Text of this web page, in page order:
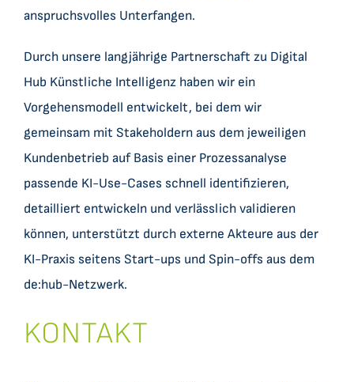
anspruchsvolles Unterfangen.
Durch unsere langjährige Partnerschaft zu Digital
Hub Künstliche Intelligenz haben wir ein
Vorgehensmodell entwickelt, bei dem wir
gemeinsam mit Stakeholdern aus dem jeweiligen
Kundenbetrieb auf Basis einer Prozessanalyse
passende KI-Use-Cases schnell identifizieren,
detailliert entwickeln und verlässlich validieren
können, unterstützt durch externe Akteure aus der
KI-Praxis seitens Start-ups und Spin-offs aus dem
de:hub-Netzwerk.
KONTAKT